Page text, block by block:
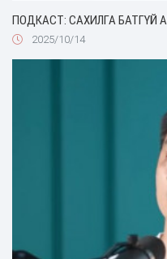
ПОДКАСТ: САХИЛГА БАТГҮЙ
2025/10/14